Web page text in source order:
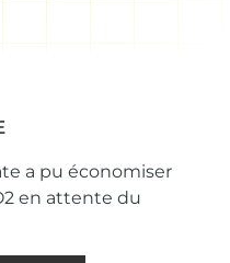
a pu économiser
en attente du